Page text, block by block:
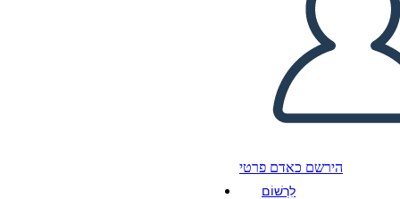
הירשם כאדם פרטי
לִרְשׁוֹם